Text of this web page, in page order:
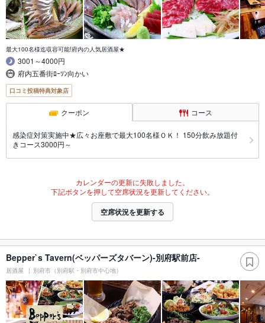
最大100名様迄収容可能!府内の人気居酒屋★
3001～4000円
府内五番街ﾛｰｿﾝ向かい
口コミ投稿特典対象店
クーポン コース
感染症対策実施中★広々お座敷で最大100名様ＯＫ！ 150分飲み放題付
きコース3000円～
カレンダーの更新に失敗しました。
下記ボタンを押して空席状況を更新してください。
空席状況を更新する
Bepper`s Tavern(ベッパーズタバーン)-別府駅前店-
居酒屋 別府市（別府駅・別府市中心地）